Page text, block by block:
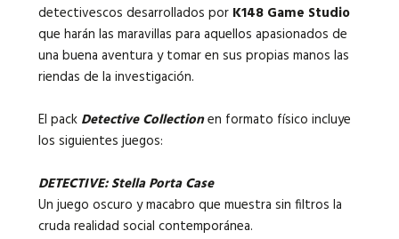
detectivescos desarrollados por K148 Game Studio
que harán las maravillas para aquellos apasionados de
una buena aventura y tomar en sus propias manos las
riendas de la investigación.
El pack Detective Collectionen formato físico incluye
los siguientes juegos:
DETECTIVE: Stella Porta Case
Un juego oscuro y macabro que muestra sin filtros la
cruda realidad social contemporánea.